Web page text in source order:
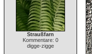
Straußfarn
Kommentare: 0
digge-zigge